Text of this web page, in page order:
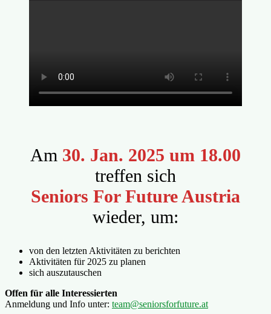
Am 30. Jan. 2025 um 18.00
treffen sich
Seniors For Future Austria
wieder, um:
von den letzten Aktivitäten zu berichten
Aktivitäten für 2025 zu planen
sich auszutauschen
Offen für alle Interessierten
Anmeldung und Info unter: team@seniorsforfuture.at